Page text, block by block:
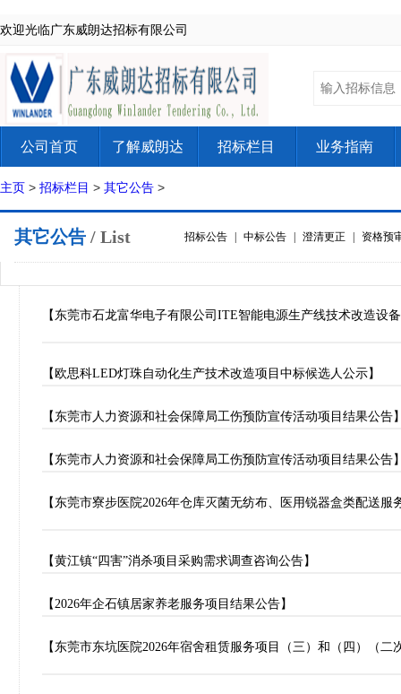
欢迎光临广东威朗达招标有限公司
公司首页 了解威朗达 招标栏目 业务指南
主页 > 招标栏目 > 其它公告 >
其它公告 / List 招标公告 中标公告 澄清更正 资格预
【东莞市石龙富华电子有限公司ITE智能电源生产线技术改造设
【欧思科LED灯珠自动化生产技术改造项目中标候选人公示】
【东莞市人力资源和社会保障局工伤预防宣传活动项目结果公告
【东莞市人力资源和社会保障局工伤预防宣传活动项目结果公告
【东莞市寮步医院2026年仓库灭菌无纺布、医用锐器盒类配送服
【黄江镇“四害”消杀项目采购需求调查咨询公告】
【2026年企石镇居家养老服务项目结果公告】
【东莞市东坑医院2026年宿舍租赁服务项目（三）和（四）（二